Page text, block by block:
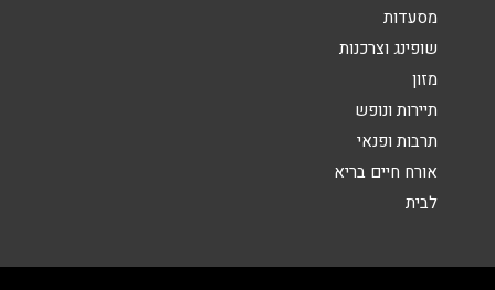
מסעדות
שופינג וצרכנות
מזון
תיירות ונופש
תרבות ופנאי
אורח חיים בריא
לבית